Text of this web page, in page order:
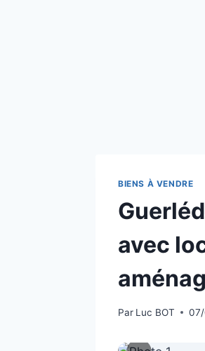
BIENS À VENDRE
avec
Par Luc BOT